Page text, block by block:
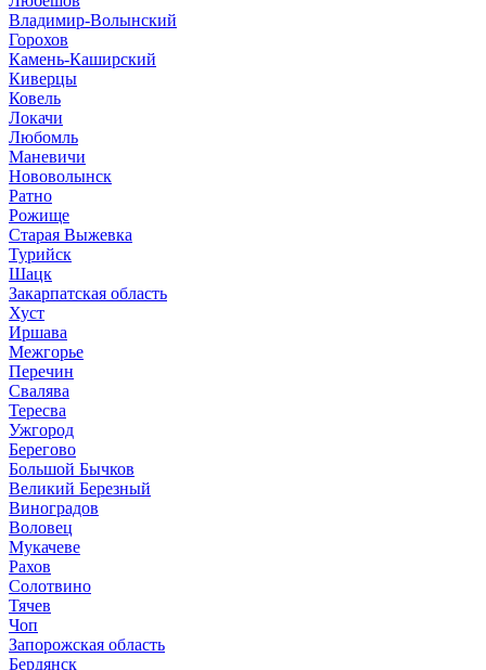
Владимир-Волынский
Горохов
Камень-Каширский
Киверцы
Ковель
Локачи
Любомль
Маневичи
Нововолынск
Ратно
Рожище
Старая Выжевка
Турийск
Шацк
Закарпатская область
Хуст
Иршава
Межгорье
Перечин
Свалява
Тересва
Ужгород
Берегово
Большой Бычков
Великий Березный
Виноградов
Воловец
Мукачеве
Рахов
Солотвино
Тячев
Чоп
Запорожская область
Бердянск